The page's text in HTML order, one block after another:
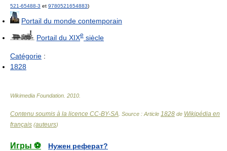
521-65488-3 et 9780521654883)
Portail du monde contemporain
Portail du XIXe siècle
Catégorie :
1828
Wikimedia Foundation 2010
Contenu soumis à la licence CC-BY-SA . Source : Article 1828 de Wikipédia en
français (auteurs)
Игры ⚽
Нужен реферат?